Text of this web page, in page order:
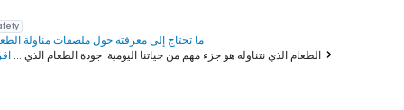
ما تحتاج إلى معرفته حول ملصقات مناولة
الطعام الذي نتناوله هو جزء مهم من حياتنا اليومية. جودة الطعام الذي ...